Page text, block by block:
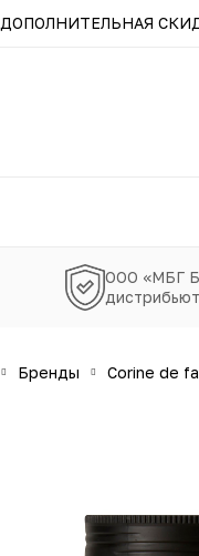
ДОПОЛНИТЕЛЬНАЯ
ООО «МБГ
бренды corine de